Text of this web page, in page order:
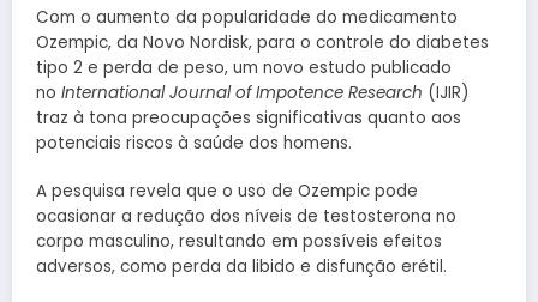
Com o aumento da popularidade do medicamento
Ozempic, da Novo Nordisk, para o controle do diabetes
tipo 2 e perda de peso, um novo estudo publicado
no International Journal of Impotence Research (IJIR)
traz à tona preocupações significativas quanto aos
potenciais riscos à saúde dos homens.
A pesquisa revela que o uso de Ozempic pode
ocasionar a redução dos níveis de testosterona no
corpo masculino, resultando em possíveis efeitos
adversos, como perda da libido e disfunção erétil.